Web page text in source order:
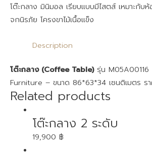
โต๊ะกลาง มินิมอล เรียบแบบมีไสตส์ เหมาะกับ
จกนิรภัย โครงขาไม้เนื้อแข็ง
Description
โต๊ะกลาง (Coffee Table)รุ่น M05A00116
Furniture – ขนาด 86*63*34 เซนติเมตร ร
Related products
โต๊ะกลาง 2 ระดับ
19,900 ฿